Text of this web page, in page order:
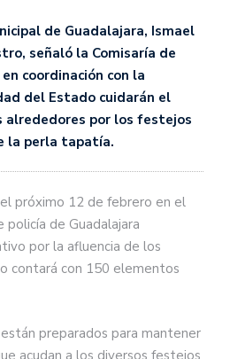
de Guadalajara, Ismael
señaló la Comisaría de
coordinación con la
del Estado cuidarán el
alrededores por los festejos
la perla tapatía.
próximo 12 de febrero en el
de Guadalajara
por la afluencia de los
contará con 150 elementos
preparados para mantener
acudan a los diversos festejos